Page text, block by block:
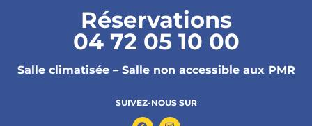
Réservations
04 72 05 10 00
Salle climatisée – Salle non accessible aux PMR
SUIVEZ-NOUS SUR